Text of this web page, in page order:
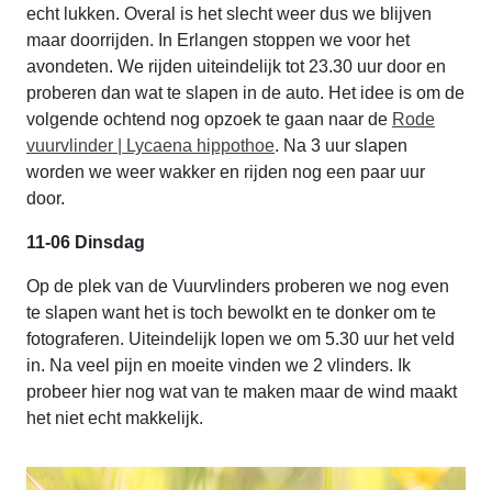
echt lukken. Overal is het slecht weer dus we blijven
maar doorrijden. In Erlangen stoppen we voor het
avondeten. We rijden uiteindelijk tot 23.30 uur door en
proberen dan wat te slapen in de auto. Het idee is om de
volgende ochtend nog opzoek te gaan naar de Rode
vuurvlinder | Lycaena hippothoe. Na 3 uur slapen
worden we weer wakker en rijden nog een paar uur
door.
11-06 Dinsdag
Op de plek van de Vuurvlinders proberen we nog even
te slapen want het is toch bewolkt en te donker om te
fotograferen. Uiteindelijk lopen we om 5.30 uur het veld
in. Na veel pijn en moeite vinden we 2 vlinders. Ik
probeer hier nog wat van te maken maar de wind maakt
het niet echt makkelijk.